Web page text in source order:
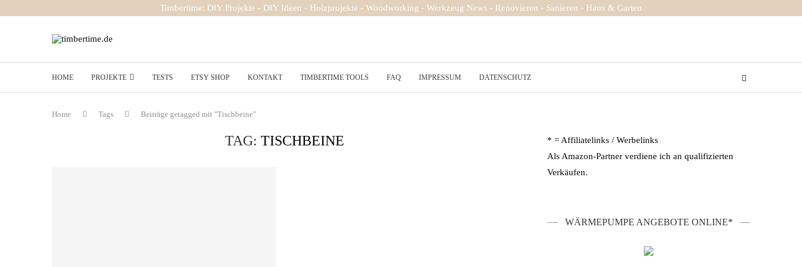
Timbertime: DIY Projekte - DIY Ideen - Holzprojekte - Woodworking - Werkzeug News - Renovieren - Sanieren - Haus & Garten
HOME PROJEKTE TESTS ETSY SHOP KONTAKT TIMBERTIME TOOLS FAQ IMPRESSUM DATENSCHUTZ
Home Tags Beiträge getagged mit "Tischbeine"
TAG: TISCHBEINE
* = Affiliatelinks / Werbelinks
Als Amazon-Partner verdiene ich an qualifizierten
Verkäufen.
WÄRMEPUMPE ANGEBOTE ONLINE*